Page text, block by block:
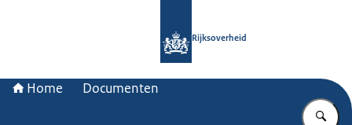
Rijksoverheid
Home Documenten